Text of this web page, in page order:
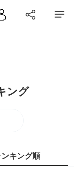
ング
キング順